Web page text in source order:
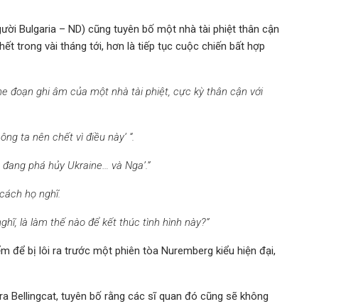
Bulgaria – ND) cũng tuyên bố một nhà tài phiệt thân cận
trong vài tháng tới, hơn là tiếp tục cuộc chiến bất hợp
đoạn ghi âm của một nhà tài phiệt, cực kỳ thân cận với
ta nên chết vì điều này‘ “.
phá hủy Ukraine… và Nga’.”
họ nghĩ.
là làm thế nào để kết thúc tình hình này?”
để bị lôi ra trước một phiên tòa Nuremberg kiểu hiện đại,
Bellingcat, tuyên bố rằng các sĩ quan đó cũng sẽ không